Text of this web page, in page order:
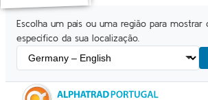
Escolha um país ou uma região para mostrar
específico da sua localização.